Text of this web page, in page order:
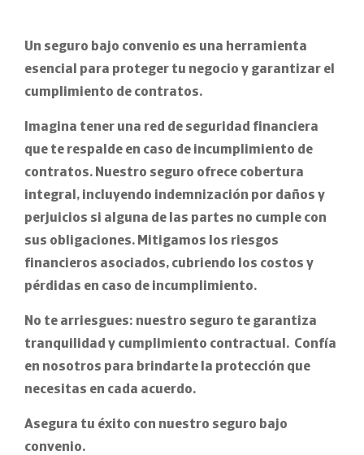
Un seguro bajo convenio es una herramienta
esencial para proteger tu negocio y garantizar el
cumplimiento de contratos.
Imagina tener una red de seguridad financiera
que te respalde en caso de incumplimiento de
contratos. Nuestro seguro ofrece cobertura
integral, incluyendo indemnización por daños y
perjuicios si alguna de las partes no cumple con
sus obligaciones. Mitigamos los riesgos
financieros asociados, cubriendo los costos y
pérdidas en caso de incumplimiento.
No te arriesgues: nuestro seguro te garantiza
tranquilidad y cumplimiento contractual. Confía
en nosotros para brindarte la protección que
necesitas en cada acuerdo.
Asegura tu éxito con nuestro seguro bajo
convenio.